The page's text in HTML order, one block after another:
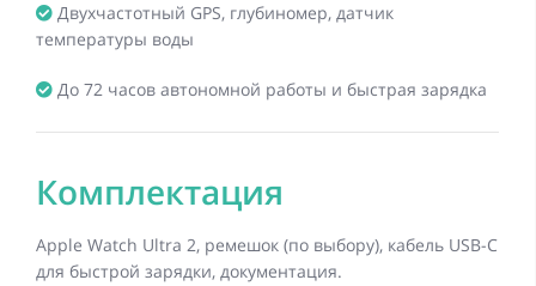
Двухчастотный GPS, глубиномер, датчик
температуры воды
До 72 часов автономной работы и быстрая зарядка
Комплектация
Apple Watch Ultra 2, ремешок (по выбору), кабель USB-C
для быстрой зарядки, документация.